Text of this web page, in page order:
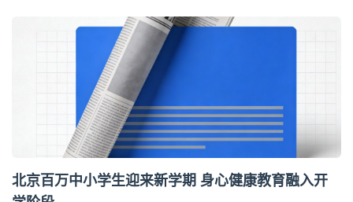
北京百万中小学生迎来新学期 身心健康教育融入开